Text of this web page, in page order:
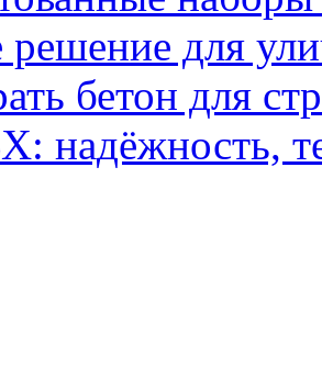
решение для
бетон для
надёжность,